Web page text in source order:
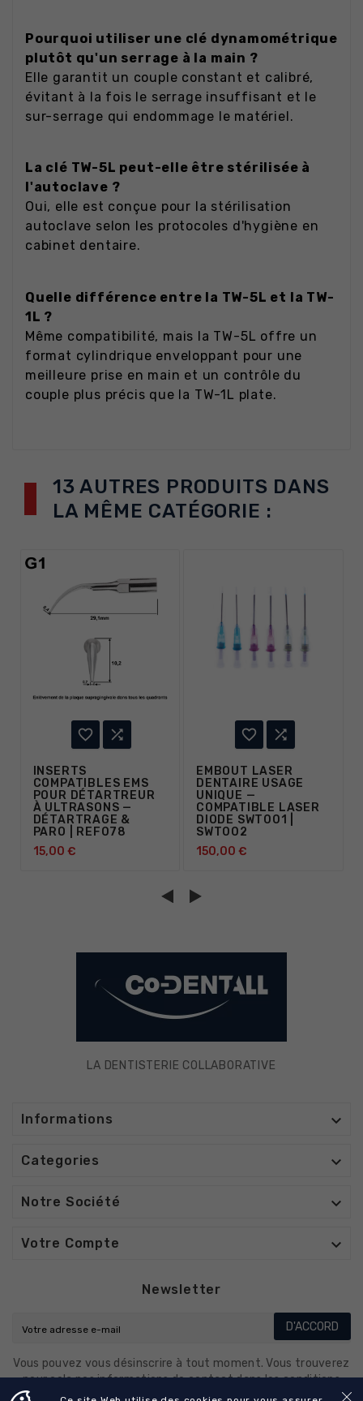
Pourquoi utiliser une clé dynamométrique
plutôt qu'un serrage à la main ?
Elle garantit un couple constant et calibré,
évitant à la fois le serrage insuffisant et le
sur-serrage qui endommage le matériel.
La clé TW-5L peut-elle être stérilisée à
l'autoclave ?
Oui, elle est conçue pour la stérilisation
autoclave selon les protocoles d'hygiène en
cabinet dentaire.
Quelle différence entre la TW-5L et la TW-
1L ?
Même compatibilité, mais la TW-5L offre un
format cylindrique enveloppant pour une
meilleure prise en main et un contrôle du
couple plus précis que la TW-1L plate.
13 AUTRES PRODUITS DANS
LA MÊME CATÉGORIE :
 
INSERTS
COMPATIBLES EMS
POUR DÉTARTREUR
À ULTRASONS —
DÉTARTRAGE &
PARO | REF078
15,00 €
 
EMBOUT LASER
DENTAIRE USAGE
UNIQUE —
COMPATIBLE LASER
DIODE SWT001 |
SWT002
150,00 €
LA DENTISTERIE COLLABORATIVE
Informations 
Categories 
Notre Société 
Votre Compte 
Newsletter
D'ACCORD
Vous pouvez vous désinscrire à tout moment. Vous trouverez
pour cela nos informations de contact dans les conditions
d'utilisation du site.